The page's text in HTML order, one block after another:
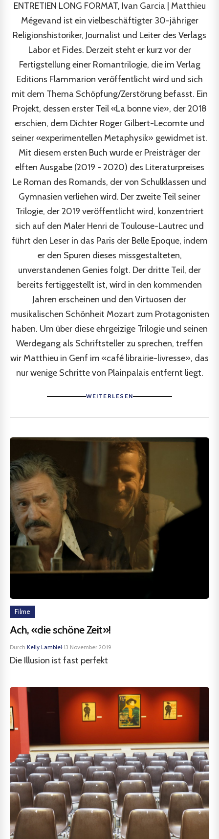
ENTRETIEN LONG FORMAT, Ivan Garcia | Matthieu
Mégevand ist ein vielbeschäftigter 30-jähriger
Religionshistoriker, Journalist und Leiter des Verlags
Labor et Fides. Derzeit steht er kurz vor der
Fertigstellung einer Romantrilogie, die im Verlag
Editions Flammarion veröffentlicht wird und sich
mit dem Thema Schöpfung/Zerstörung befasst. Ein
Projekt, dessen erster Teil «La bonne vie», der 2018
erschien, dem Dichter Roger Gilbert-Lecomte und
seiner «experimentellen Metaphysik» gewidmet ist.
Mit diesem ersten Buch wurde er Preisträger der
elften Ausgabe (2019 - 2020) des Literaturpreises
Le Roman des Romands, der von Schulklassen und
Gymnasien verliehen wird. Der zweite Teil seiner
Trilogie, der 2019 veröffentlicht wird, konzentriert
sich auf den Maler Henri de Toulouse-Lautrec und
führt den Leser in das Paris der Belle Epoque, indem
er den Spuren dieses missgestalteten,
unverstandenen Genies folgt. Der dritte Teil, der
bereits fertiggestellt ist, wird in den kommenden
Jahren erscheinen und den Virtuosen der
musikalischen Schönheit Mozart zum Protagonisten
haben. Um über diese ehrgeizige Trilogie und seinen
Werdegang als Schriftsteller zu sprechen, treffen
wir Matthieu in Genf im «café librairie-livresse», das
nur wenige Schritte von Plainpalais entfernt liegt.
WEITERLESEN
Filme
Ach, «die schöne Zeit»!
Durch Kelly Lambiel·13 November 2019
Die Illusion ist fast perfekt